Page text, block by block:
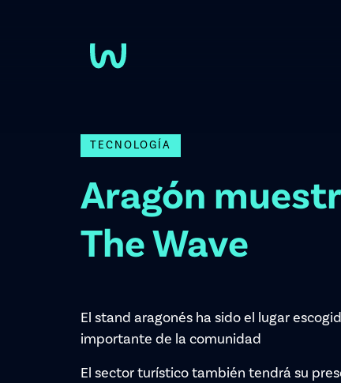
TECNOLOGÍA
Aragón
The Wave
El stand aragonés ha sido el lugar
importante de la comunidad
El sector turístico también tendrá su